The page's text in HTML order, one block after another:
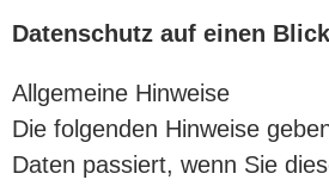
Datenschutz auf einen Blick
Allgemeine Hinweise
Die folgenden Hinweise
Daten passiert, wenn Sie